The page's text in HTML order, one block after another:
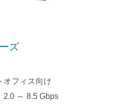
ズ
オフィス向け
2.0 ～ 8.5 Gbps